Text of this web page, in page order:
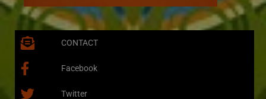
CONTACT
Facebook
Twitter